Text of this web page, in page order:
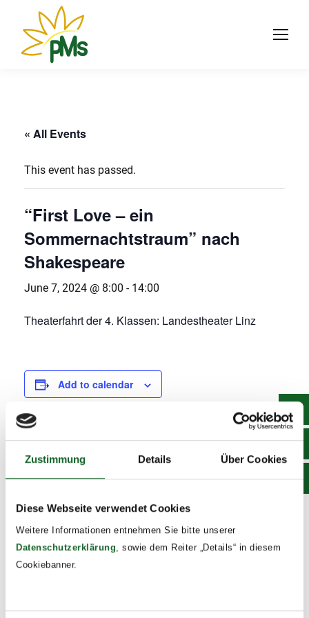
Zustimmung Details Über Cookies
Diese Webseite verwendet Cookies
Weitere Informationen entnehmen Sie bitte unserer
Datenschutzerklärung, sowie dem Reiter „Details“ in diesem
Cookiebanner.
« All Events
This event has passed.
“First Love – ein
Sommernachtstraum” nach
Shakespeare
June 7, 2024 @ 8:00 - 14:00
Theaterfahrt der 4. Klassen: Landestheater Linz
Add to calendar
Date:
Time:
8:00 - 14:00